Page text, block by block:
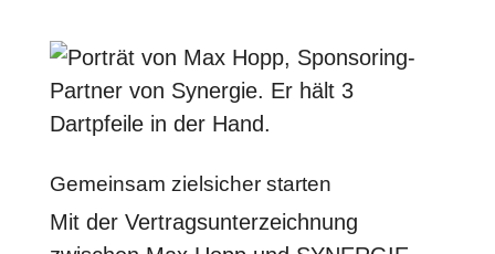
Gemeinsam zielsicher starten
Mit der Vertragsunterzeichnung